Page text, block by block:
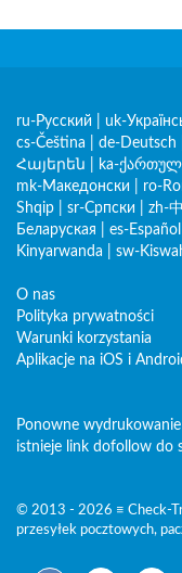
ru-Русский uk-
cs-Čeština
de-Deutsch
Հայերեն
ka-
mk-Македонски
ro-
Shqip
sr-Српски zh-
Беларуская
es-Español
Kinyarwanda
sw-
O nas
Polityka prywatności
Warunki korzystania
Aplikacje na iOS i
Ponowne
istnieje link dofollow do
© 2013 - 2026 ≡ Check-
przesyłek pocztowych,